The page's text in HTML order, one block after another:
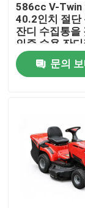
집
비디오
우리 에 관한
586cc V-Twin
40.2인치 절단
잔디 수집통을
인증 승용 잔
문의